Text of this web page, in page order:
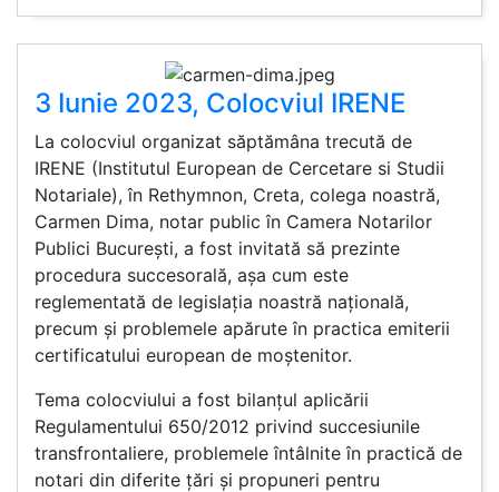
3 Iunie 2023, Colocviul IRENE
La colocviul organizat săptămâna trecută de
IRENE (Institutul European de Cercetare si Studii
Notariale), în Rethymnon, Creta, colega noastră,
Carmen Dima, notar public în Camera Notarilor
Publici București, a fost invitată să prezinte
procedura succesorală, așa cum este
reglementată de legislația noastră națională,
precum și problemele apărute în practica emiterii
certificatului european de moștenitor.
Tema colocviului a fost bilanțul aplicării
Regulamentului 650/2012 privind succesiunile
transfrontaliere, problemele întâlnite în practică de
notari din diferite țări și propuneri pentru